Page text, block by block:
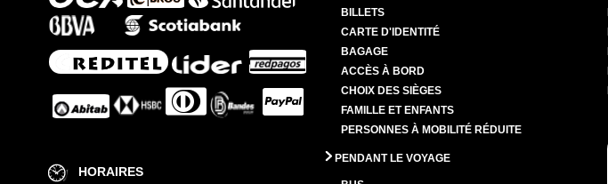
HORAIRES
BILLETS
CARTE D'IDENTITÉ
BAGAGE
ACCÈS À BORD
CHOIX DES SIÈGES
FAMILLE ET ENFANTS
PERSONNES À MOBILITÉ RÉDUITE
PENDANT LE VOYAGE